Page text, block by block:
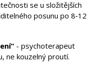
se u složitějších
posunu po 8‑12
- psychoterapeut
ne kouzelný proutí.